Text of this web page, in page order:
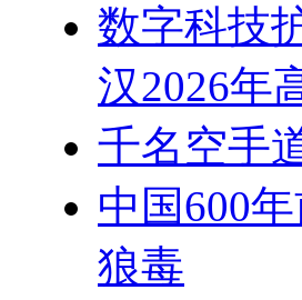
数字科技
汉2026年
千名空手
中国600
狼毒